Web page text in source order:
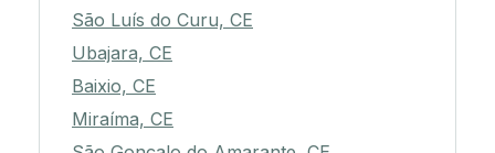
São Luís do Curu, CE
Ubajara, CE
Baixio, CE
Miraíma, CE